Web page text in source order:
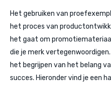
Het gebruiken van
het proces van
het gaat om
die je merk
het begrijpen van het belang
succes. Hieronder vind je een